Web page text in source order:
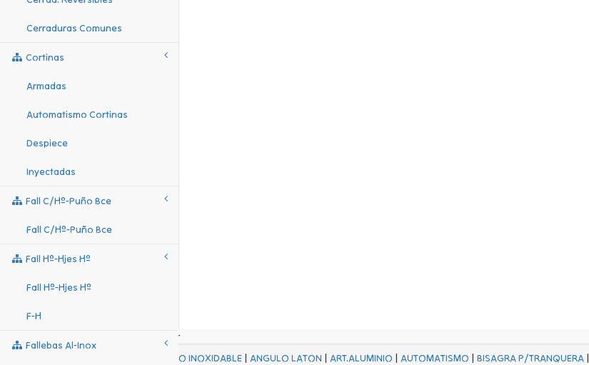
Cerraduras Comunes
Cortinas
Armadas
Automatismo Cortinas
Despiece
Inyectadas
Fall C/hº-Puño Bce
Fall C/hº-Puño Bce
Fall Hº-Hjes Hº
Fall Hº-Hjes Hº
F-H
Fallebas Al-Inox
ACERO INOXIDABLE| ANGULO LATON | ART.ALUMINIO | AUTOMATISMO | BISAGRA P/TRANQUERA|